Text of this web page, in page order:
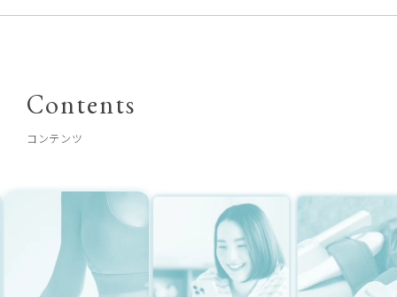
Contents
コンテンツ